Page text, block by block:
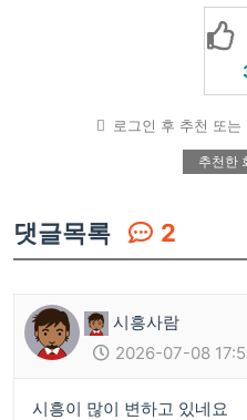
로그인 후 추천 또
추천한
댓글목록 2
시흥사람
2026-07-08
시흥이 많이 변하고 있네요